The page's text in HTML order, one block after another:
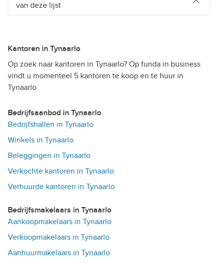
van deze lijst
Kantoren in Tynaarlo
Op zoek naar kantoren in Tynaarlo? Op funda in business
vindt u momenteel 5 kantoren te koop en te huur in
Tynaarlo.
Bedrijfsaanbod in Tynaarlo
Bedrijfshallen in Tynaarlo
Winkels in Tynaarlo
Beleggingen in Tynaarlo
Verkochte kantoren in Tynaarlo
Verhuurde kantoren in Tynaarlo
Bedrijfsmakelaars in Tynaarlo
Aankoopmakelaars in Tynaarlo
Verkoopmakelaars in Tynaarlo
Aanhuurmakelaars in Tynaarlo